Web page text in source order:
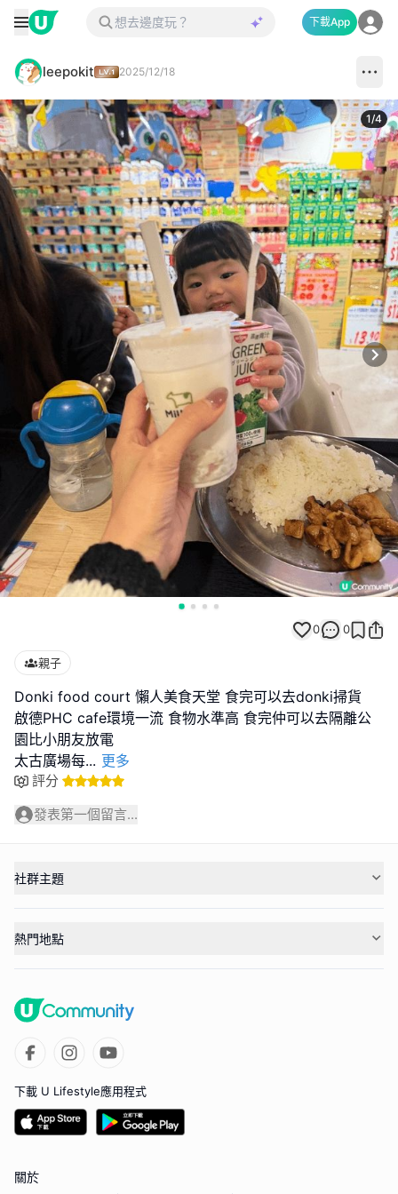
下載App
leepokit 2025/12/18
1/4
0 0
親子
Donki food court 懶人美食天堂 食完可以去donki掃貨
啟德PHC cafe環境一流 食物水準高 食完仲可以去隔離公
園比小朋友放電
太古廣場每... 更多
評分
發表第一個留言...
社群主題
熱門地點
下載 U Lifestyle應用程式
關於